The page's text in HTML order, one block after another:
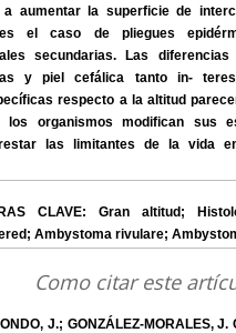
a aumentar la superficie de
el caso de pliegues
secundarias. Las
y piel cefálica tanto in-
respecto a la altitud
los organismos modifican sus
las limitantes de la vida
CLAVE: Gran altitud;
Ambystoma rivulare;
Como citar este
J.; GONZÁLEZ-MORALES, J.